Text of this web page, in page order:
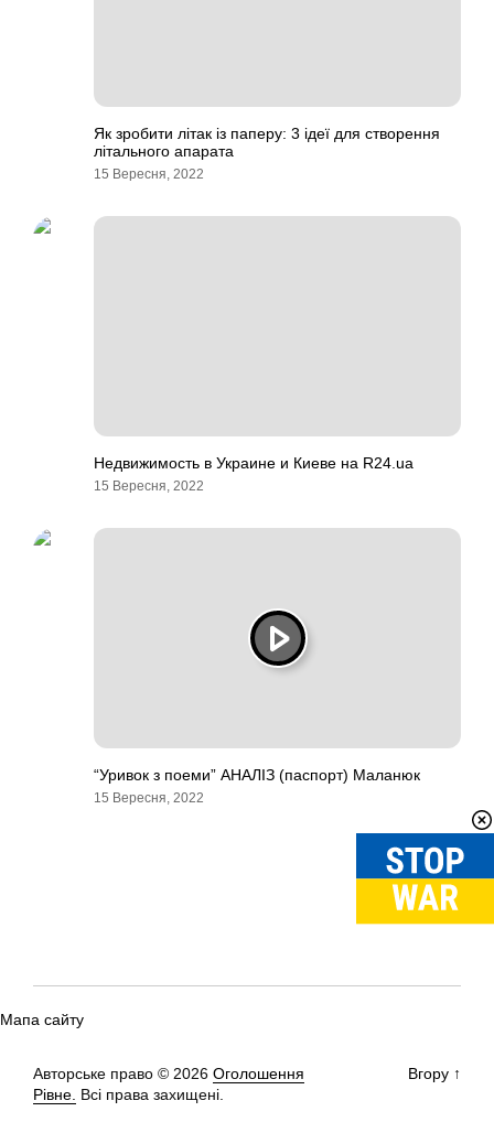
Як зробити літак із паперу: 3 ідеї для створення
літального апарата
15 Вересня, 2022
Недвижимость в Украине и Киеве на R24.ua
15 Вересня, 2022
“Уривок з поеми” АНАЛІЗ (паспорт) Маланюк
15 Вересня, 2022
Мапа сайту
Авторське право © 2026 Оголошення
Рівне. Всі права захищені.
Вгору ↑